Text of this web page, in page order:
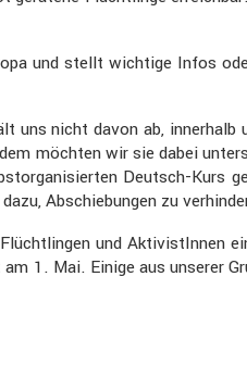
und stellt wichtige Infos
nicht davon ab,
möchten wir sie dabei
Deutsch-
Abschie­bungen zu
und Aktivis­tInnen
1. Mai. Einige aus unserer